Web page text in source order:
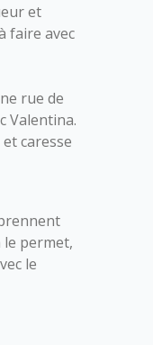
et
faire avec
rue de
Valentina.
caresse
le permet,
le